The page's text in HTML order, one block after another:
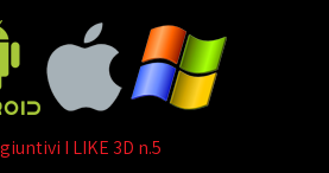
I LIKE 3D n.5